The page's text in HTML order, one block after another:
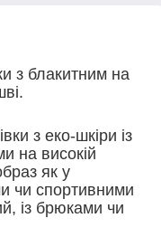
з блакитним на
з еко-шкіри із
на високій
як у
чи спортивними
із брюками чи